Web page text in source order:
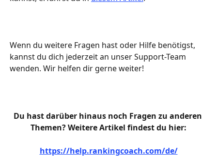
Wenn du weitere Fragen hast oder Hilfe benötigst,
kannst du dich jederzeit an unser Support-Team
wenden. Wir helfen dir gerne weiter!
Du hast darüber hinaus noch Fragen zu anderen
Themen? Weitere Artikel findest du hier:
https://help.rankingcoach.com/de/